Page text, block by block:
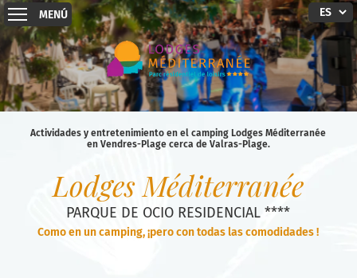
MENÚ
Actividades y entretenimiento en el camping Lodges Méditerranée
en Vendres-Plage cerca de Valras-Plage.
Lodges Méditerranée
PARQUE DE OCIO RESIDENCIAL ****
Como en un camping, ¡pero con todas las comodidades !